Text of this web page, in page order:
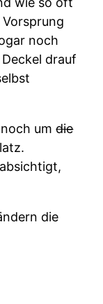
noch
drauf
noch umdie
die